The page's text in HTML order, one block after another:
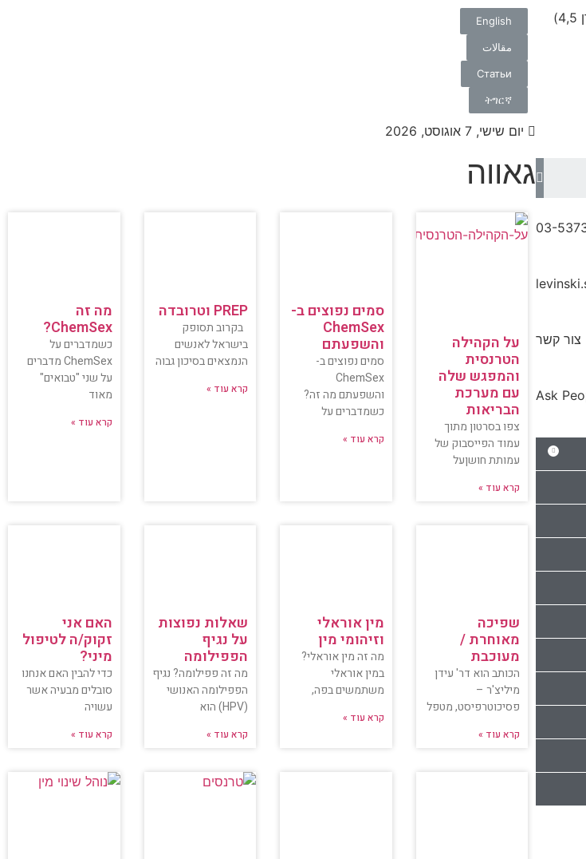
English
مقالات
Статьи
ትግርኛ
03-
צור קשר
יום שישי, 7 אוגוסט, 2026
גאווה
על הקהילה
הטרנסית
והמפגש שלה
עם מערכת
הבריאות
צפו בסרטון מתוך
עמוד הפייסבוק של
עמותת חושןעל
קרא עוד »
סמים נפוצים ב-
ChemSex
והשפעתם
סמים נפוצים ב-
ChemSex
והשפעתם מה זה?
כשמדברים על
קרא עוד »
PREP וטרובדה
בקרוב תסופק
בישראל לאנשים
הנמצאים בסיכון גבוה
קרא עוד »
מה זה
ChemSex?
כשמדברים על
ChemSex מדברים
על שני "טבואים"
מאוד
קרא עוד »
שפיכה
מאוחרת /
מעוכבת
הכותב הוא דר' עידן
מיליצ'ר –
פסיכוטרפיסט, מטפל
קרא עוד »
מין אוראלי
וזיהומי מין
מה זה מין אוראלי?
במין אוראלי
משתמשים בפה,
קרא עוד »
שאלות נפוצות
על נגיף
הפפילומה
מה זה פפילומה? נגיף
הפפילומה האנושי
(HPV) הוא
קרא עוד »
האם אני
זקוק/ה לטיפול
מיני?
כדי להבין האם אנחנו
סובלים מבעיה אשר
עשויה
קרא עוד »